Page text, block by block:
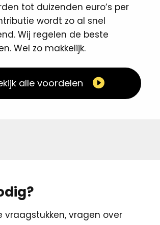
tot duizenden euro’s per
wordt zo al snel
Wij regelen de beste
Wel zo makkelijk.
alle voordelen
vraagstukken, vragen over